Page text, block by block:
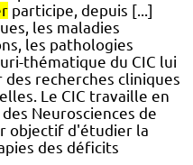
participe, depuis [...]
les maladies
les pathologies
thématique du CIC lui
recherches cliniques
Le CIC travaille en
Neurosciences de
objectif d'étudier la
des déficits